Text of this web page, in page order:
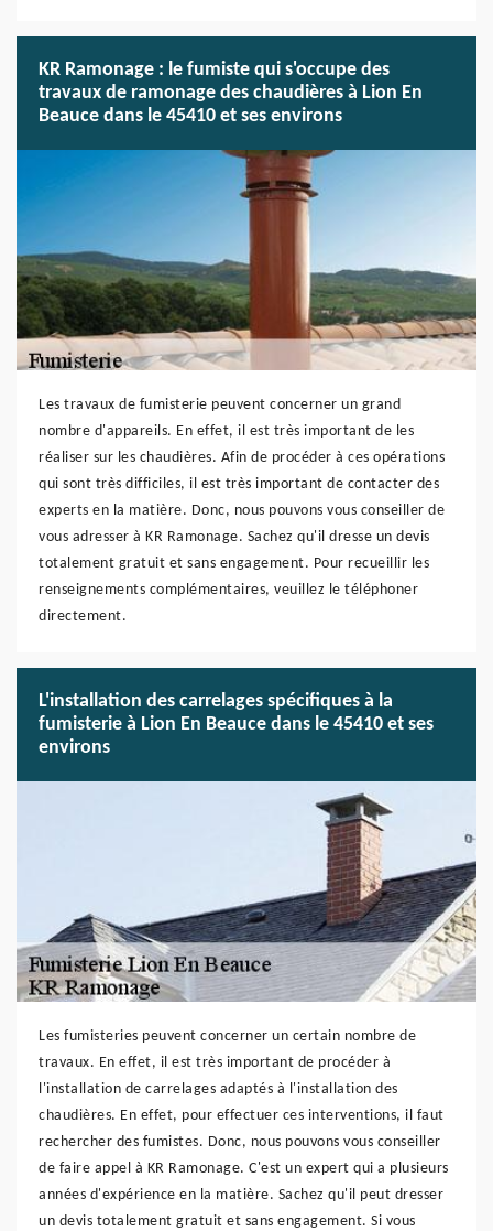
KR Ramonage : le fumiste qui s'occupe des
travaux de ramonage des chaudières à Lion En
Beauce dans le 45410 et ses environs
Les travaux de fumisterie peuvent concerner un grand
nombre d'appareils. En effet, il est très important de les
réaliser sur les chaudières. Afin de procéder à ces opérations
qui sont très difficiles, il est très important de contacter des
experts en la matière. Donc, nous pouvons vous conseiller de
vous adresser à KR Ramonage. Sachez qu'il dresse un devis
totalement gratuit et sans engagement. Pour recueillir les
renseignements complémentaires, veuillez le téléphoner
directement.
L'installation des carrelages spécifiques à la
fumisterie à Lion En Beauce dans le 45410 et ses
environs
Les fumisteries peuvent concerner un certain nombre de
travaux. En effet, il est très important de procéder à
l'installation de carrelages adaptés à l'installation des
chaudières. En effet, pour effectuer ces interventions, il faut
rechercher des fumistes. Donc, nous pouvons vous conseiller
de faire appel à KR Ramonage. C'est un expert qui a plusieurs
années d'expérience en la matière. Sachez qu'il peut dresser
un devis totalement gratuit et sans engagement. Si vous